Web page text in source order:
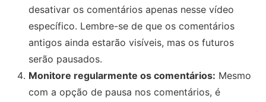
desativar os comentários apenas nesse vídeo
específico. Lembre-se de que os comentários
antigos ainda estarão visíveis, mas os futuros
serão pausados.
Monitore regularmente os comentários: Mesmo
com a opção de pausa nos comentários, é